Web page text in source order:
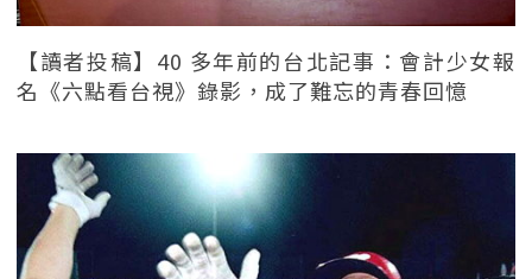
【讀者投稿】40 多年前的台北記事：會計少女報
名《六點看台視》錄影，成了難忘的青春回憶